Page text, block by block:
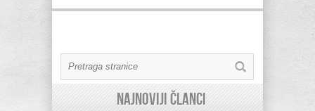
Najnoviji članci